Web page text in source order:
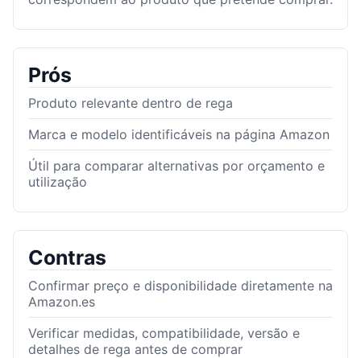
Prós
Produto relevante dentro de rega
Marca e modelo identificáveis na página Amazon
Útil para comparar alternativas por orçamento e
utilização
Contras
Confirmar preço e disponibilidade diretamente na
Amazon.es
Verificar medidas, compatibilidade, versão e
detalhes de rega antes de comprar